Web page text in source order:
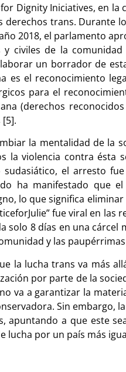
Dignity Iniciatives, en
derechos trans.
2018, el parlamento
civiles de la
un borrador de
es el reconocimiento
para el
(derechos
la mentalidad de la
la violencia contra ésta
el arresto
ha manifestado
lo que significa
fue viral en
solo 8 días en una
y las
la lucha trans va más
por parte de la
va a garantizar la
Sin embargo,
apuntando a que este
lucha por un país más